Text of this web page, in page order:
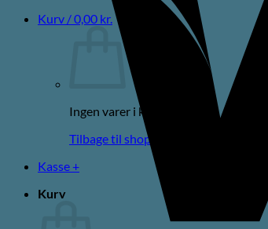
Kurv /0,00 kr.
Ingen varer i kurven.
Tilbage til shoppen
Kasse +
Kurv